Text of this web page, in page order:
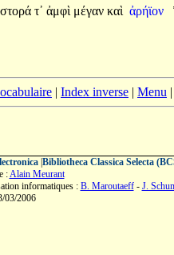
τ᾽ ἀμφὶ μέγαν καὶ ἀρήϊον
| Index inverse | Menu |
| Bibliotheca Classica Selecta
:Alain Meurant
informatiques : B. Maroutaeff- J.
03/2006